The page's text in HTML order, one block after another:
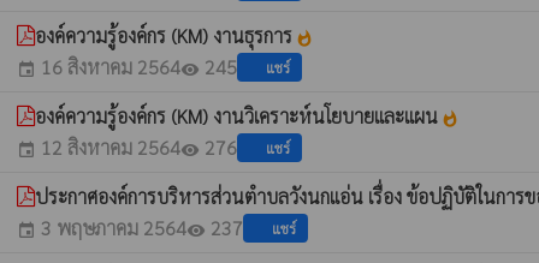
องค์ความรู้องค์กร (KM) งานธุรการ whatshot
event 16 สิงหาคม 2564visibility 245 แชร์
องค์ความรู้องค์กร (KM) งานวิเคราะห์นโยบายและแผน whatshot
event 12 สิงหาคม 2564visibility 276 แชร์
ประกาศองค์การบริหารส่วนตำบลวังนกแอ่น เรื่อง ข้อปฏิบัติในกา
event 3 พฤษภาคม 2564visibility 237 แชร์